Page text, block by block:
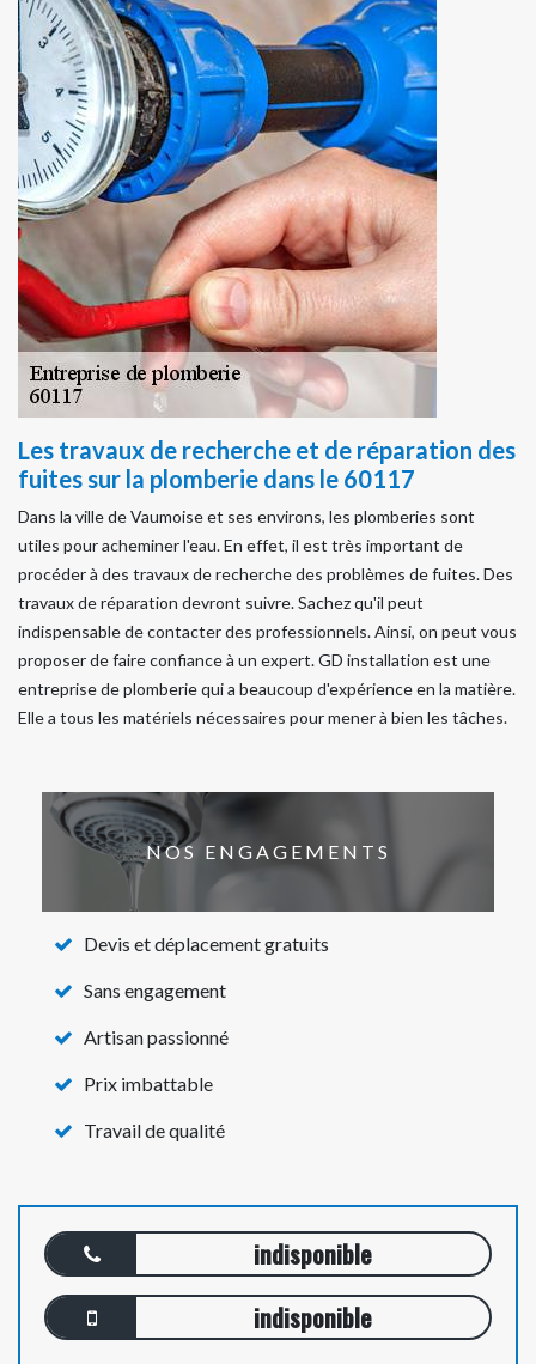
Les travaux de recherche et de réparation des
fuites sur la plomberie dans le 60117
Dans la ville de Vaumoise et ses environs, les plomberies sont
utiles pour acheminer l'eau. En effet, il est très important de
procéder à des travaux de recherche des problèmes de fuites. Des
travaux de réparation devront suivre. Sachez qu'il peut
indispensable de contacter des professionnels. Ainsi, on peut vous
proposer de faire confiance à un expert. GD installation est une
entreprise de plomberie qui a beaucoup d'expérience en la matière.
Elle a tous les matériels nécessaires pour mener à bien les tâches.
NOS ENGAGEMENTS
Devis et déplacement gratuits
Sans engagement
Artisan passionné
Prix imbattable
Travail de qualité
indisponible
indisponible